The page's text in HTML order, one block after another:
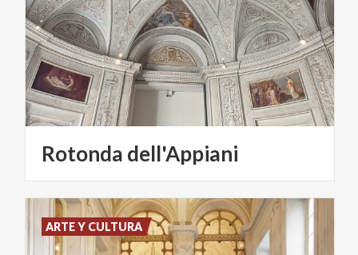
Rotonda dell'Appiani
ARTE Y CULTURA